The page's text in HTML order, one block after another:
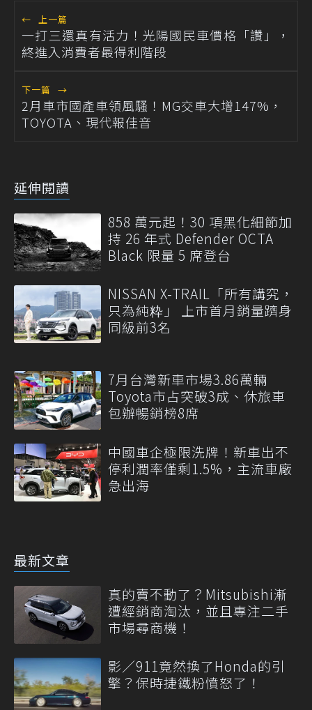
← 上一篇
一打三還真有活力！光陽國民車價格「讚」，
終進入消費者最得利階段
下一篇 →
2月車市國產車領風騷！MG交車大增147%，
TOYOTA、現代報佳音
延伸閱讀
858 萬元起！30 項黑化細節加
持 26 年式 Defender OCTA
Black 限量 5 席登台
NISSAN X-TRAIL「所有講究，
只為純粋」 上市首月銷量躋身
同級前3名
7月台灣新車市場3.86萬輛
Toyota市占突破3成、休旅車
包辦暢銷榜8席
中國車企極限洗牌！新車出不
停利潤率僅剩1.5%，主流車廠
急出海
最新文章
真的賣不動了？Mitsubishi漸
遭經銷商淘汰，並且專注二手
市場尋商機！
影／911竟然換了Honda的引
擎？保時捷鐵粉憤怒了！